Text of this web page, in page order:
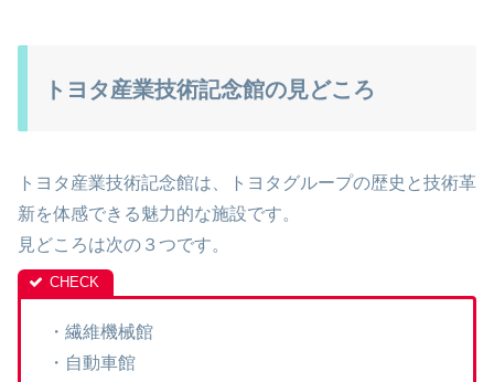
トヨタ産業技術記念館の見どころ
トヨタ産業技術記念館は、トヨタグループの歴史と技術革
新を体感できる魅力的な施設です。
見どころは次の３つです。
・繊維機械館
・自動車館